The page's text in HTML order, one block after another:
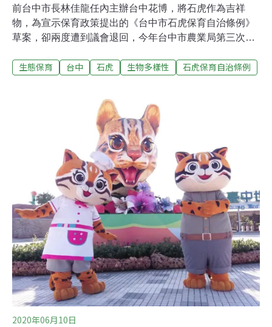
前台中市長林佳龍任內主辦台中花博，將石虎作為吉祥
物，為宣示保育政策提出的《台中市石虎保育自治條例》
草案，卻兩度遭到議會退回，今年台中市農業局第三次提
規委員會初審，有望過關。然而，大肚山學會召集人吳金
指出目前市府版本缺乏實質保育內容，應先暫緩審查，
「台中市府求政績、台中石虎也在求生機」，呼籲市政府
邀集專家學者、公民團體及關心石虎保育的民眾共同討
論，來制定一個更有效的石虎保育條例。台中石虎保育條
例三度闖關 議員王立任：不能只有宣示意義台中市議員王
立任說，兩年前林佳龍市府為了花博首次提出的《石虎保
育自治條例》，是全國第一個針對單一物種的保育條例，
在全球也不常見，「當時確實宣示意味很重，因此條例中
並沒有太過具體的規範或保育策略。」
生態保育 台中 石虎 生物多樣性 石虎保育自治條例
2020年06月10日